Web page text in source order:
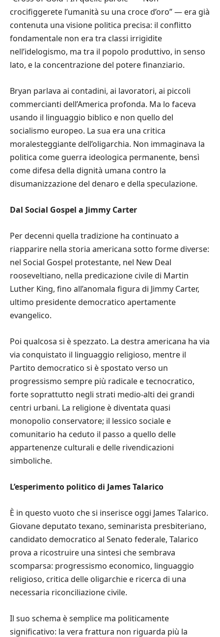
crocifiggerete l’umanità su una croce d’oro” — era già
contenuta una visione politica precisa: il conflitto
fondamentale non era tra classi irrigidite
nell’idelogismo, ma tra il popolo produttivo, in senso
lato, e la concentrazione del potere finanziario.
Bryan parlava ai contadini, ai lavoratori, ai piccoli
commercianti dell’America profonda. Ma lo faceva
usando il linguaggio biblico e non quello del
socialismo europeo. La sua era una critica
moralesteggiante dell’oligarchia. Non immaginava la
politica come guerra ideologica permanente, bensì
come difesa della dignità umana contro la
disumanizzazione del denaro e della speculazione.
Dal Social Gospel a Jimmy Carter
Per decenni quella tradizione ha continuato a
riapparire nella storia americana sotto forme diverse:
nel Social Gospel protestante, nel New Deal
rooseveltiano, nella predicazione civile di Martin
Luther King, fino all’anomala figura di Jimmy Carter,
ultimo presidente democratico apertamente
evangelico.
Poi qualcosa si è spezzato. La destra americana ha via
via conquistato il linguaggio religioso, mentre il
Partito democratico si è spostato verso un
progressismo sempre più radicale e tecnocratico,
forte soprattutto negli strati medio-alti dei grandi
centri urbani. La religione è diventata quasi
monopolio conservatore; il lessico sociale e
comunitario ha ceduto il passo a quello delle
appartenenze culturali e delle rivendicazioni
simboliche.
L’esperimento politico di James Talarico
È in questo vuoto che si inserisce oggi James Talarico.
Giovane deputato texano, seminarista presbiteriano,
candidato democratico al Senato federale, Talarico
prova a ricostruire una sintesi che sembrava
scomparsa: progressismo economico, linguaggio
religioso, critica delle oligarchie e ricerca di una
necessaria riconciliazione civile.
Il suo schema è semplice ma politicamente
significativo: la vera frattura non riguarda più la